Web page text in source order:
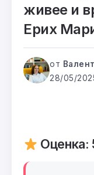
живее и
Ерих
от
28/05/
Оценка: